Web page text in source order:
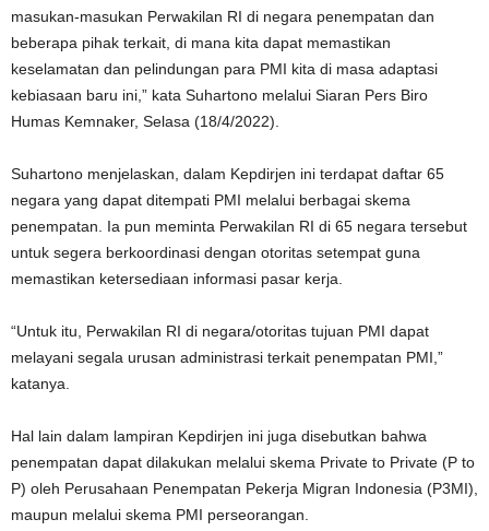
masukan-masukan Perwakilan RI di negara penempatan dan
beberapa pihak terkait, di mana kita dapat memastikan
keselamatan dan pelindungan para PMI kita di masa adaptasi
kebiasaan baru ini,” kata Suhartono melalui Siaran Pers Biro
Humas Kemnaker, Selasa (18/4/2022).
Suhartono menjelaskan, dalam Kepdirjen ini terdapat daftar 65
negara yang dapat ditempati PMI melalui berbagai skema
penempatan. Ia pun meminta Perwakilan RI di 65 negara tersebut
untuk segera berkoordinasi dengan otoritas setempat guna
memastikan ketersediaan informasi pasar kerja.
“Untuk itu, Perwakilan RI di negara/otoritas tujuan PMI dapat
melayani segala urusan administrasi terkait penempatan PMI,”
katanya.
Hal lain dalam lampiran Kepdirjen ini juga disebutkan bahwa
penempatan dapat dilakukan melalui skema Private to Private (P to
P) oleh Perusahaan Penempatan Pekerja Migran Indonesia (P3MI),
maupun melalui skema PMI perseorangan.